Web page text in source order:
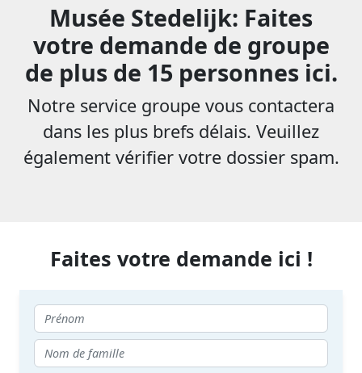
Musée Stedelijk: Faites
votre demande de groupe
de plus de 15 personnes ici.
Notre service groupe vous contactera
dans les plus brefs délais. Veuillez
également vérifier votre dossier spam.
Faites votre demande ici !